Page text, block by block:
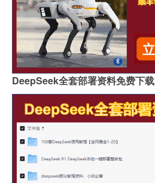
DeepSeek全套部署资料免费下载